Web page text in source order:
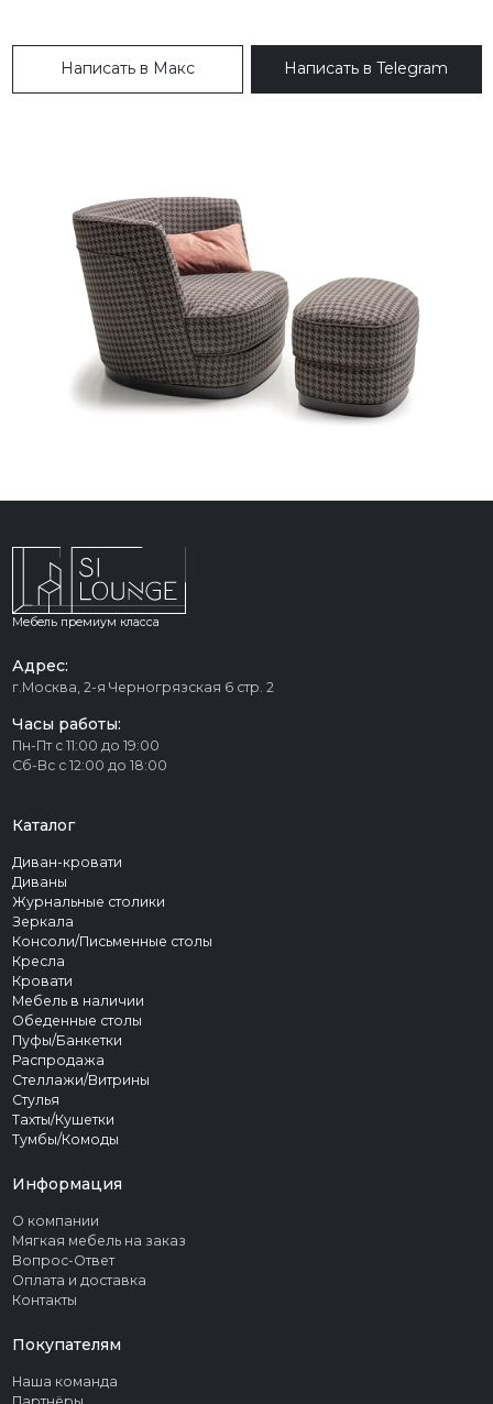
Написать в Макс Написать в Telegram
Мебель премиум класса
Адрес:
г.Москва, 2-я Черногрязская 6 стр. 2
Часы работы:
Пн-Пт с 11:00 до 19:00
Сб-Вс с 12:00 до 18:00
Каталог
Диван-кровати
Диваны
Журнальные столики
Зеркала
Консоли/Письменные столы
Кресла
Кровати
Мебель в наличии
Обеденные столы
Пуфы/Банкетки
Распродажа
Стеллажи/Витрины
Стулья
Тахты/Кушетки
Тумбы/Комоды
Информация
О компании
Мягкая мебель на заказ
Вопрос-Ответ
Оплата и доставка
Контакты
Покупателям
Наша команда